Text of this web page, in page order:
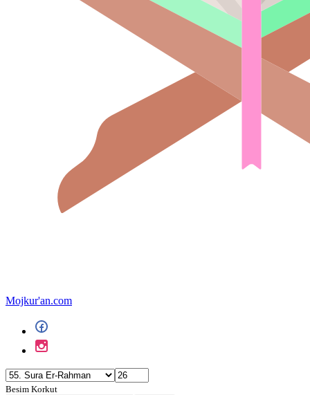
Mojkur'an.com
Besim Korkut